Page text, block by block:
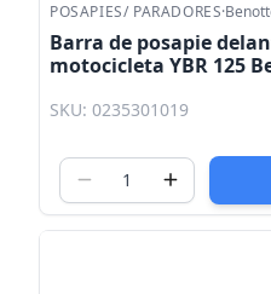
POSAPIES/ PARADORES·
Barra de posapie
motocicleta YBR 125
SKU: 0235301019